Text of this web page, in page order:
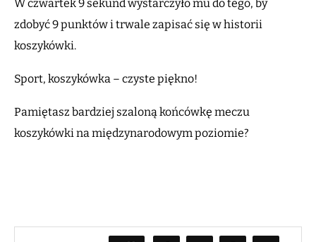
W czwartek 9 sekund wystarczyło mu do tego, by
zdobyć 9 punktów i trwale zapisać się w historii
koszykówki.
Sport, koszykówka – czyste piękno!
Pamiętasz bardziej szaloną końcówkę meczu
koszykówki na międzynarodowym poziomie?